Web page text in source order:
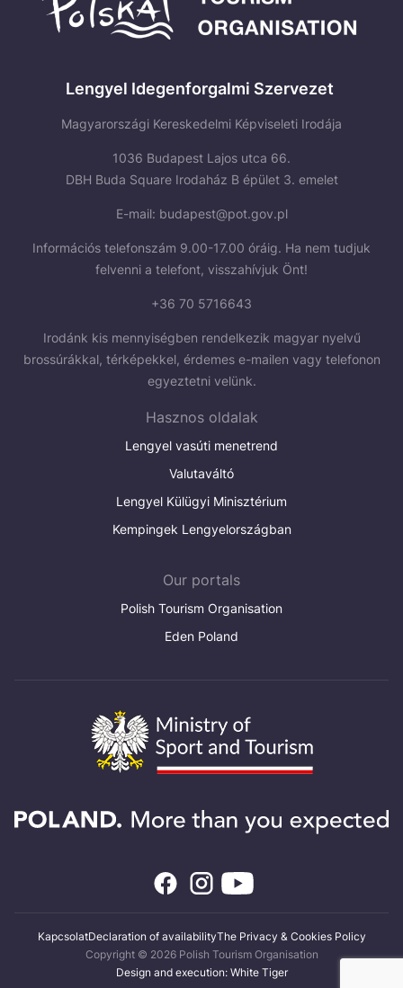
Lengyel Idegenforgalmi Szervezet
Magyarországi Kereskedelmi Képviseleti Irodája
1036 Budapest Lajos utca 66.
DBH Buda Square Irodaház B épület 3. emelet
E-mail: budapest@pot.gov.pl
Információs telefonszám 9.00-17.00 óráig. Ha nem tudjuk
felvenni a telefont, visszahívjuk Önt!
+36 70 5716643
Irodánk kis mennyiségben rendelkezik magyar nyelvű
brossúrákkal, térképekkel, érdemes e-mailen vagy telefonon
egyeztetni velünk.
Hasznos oldalak
Lengyel vasúti menetrend
Valutaváltó
Lengyel Külügyi Minisztérium
Kempingek Lengyelországban
Our portals
Polish Tourism Organisation
Eden Poland
KapcsolatDeclaration of availabilityThe Privacy & Cookies Policy
Copyright © 2026 Polish Tourism Organisation
Design and execution: White Tiger